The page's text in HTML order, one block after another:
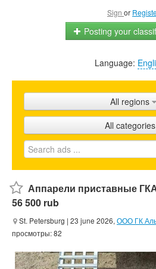
Sign or
Posting your
Home
Shops
Promotion
FAQ
Blog
Language:
All regions
All categories
Аппарели приставные
56 500 rub
St. Petersburg | 23 june 2026, ООО ГК
просмотры: 82